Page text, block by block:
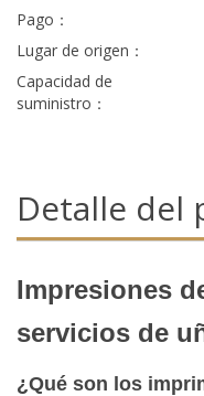
Pago：
Lugar de origen：
Capacidad de
suministro：
Detalle del
Impresiones
servicios de
¿Qué son los